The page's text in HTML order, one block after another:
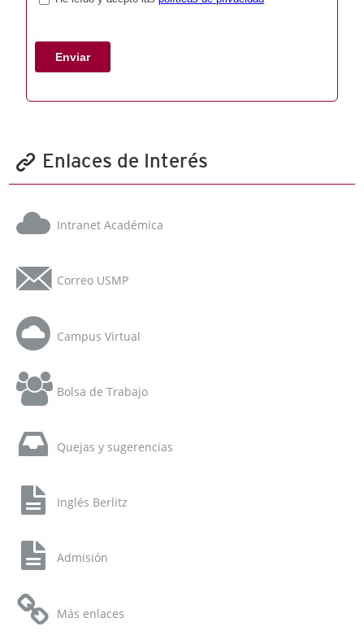
Enlaces de Interés
Intranet Académica
Correo USMP
Campus Virtual
Bolsa de Trabajo
Quejas y sugerencias
Inglés Berlitz
Admisión
Más enlaces